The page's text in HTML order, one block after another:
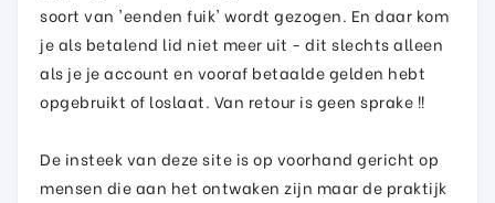
soort van 'eenden fuik' wordt gezogen. En daar kom
je als betalend lid niet meer uit - dit slechts alleen
als je je account en vooraf betaalde gelden hebt
opgebruikt of loslaat. Van retour is geen sprake !!
De insteek van deze site is op voorhand gericht op
mensen die aan het ontwaken zijn maar de praktijk